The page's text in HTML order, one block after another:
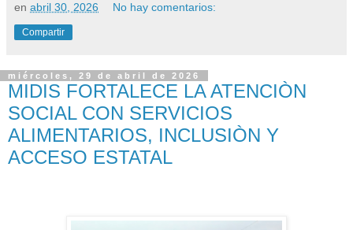
en abril 30, 2026 No hay comentarios:
Compartir
miércoles, 29 de abril de 2026
MIDIS FORTALECE LA ATENCIÒN
SOCIAL CON SERVICIOS
ALIMENTARIOS, INCLUSIÒN Y
ACCESO ESTATAL